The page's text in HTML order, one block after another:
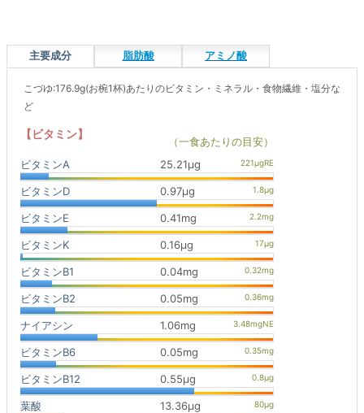
主要成分 脂肪酸 アミノ酸
こづゆ:176.9g(お椀1杯)あたりのビタミン・ミネラル・食物繊維・塩分な
ど
【ビタミン】
（一食あたりの目安）
ビタミンA
25.21μg
ビタミンD 0.97μg
ビタミンE 0.41mg
ビタミンK 0.16μg
ビタミンB1 0.04mg
ビタミンB2 0.05mg
ナイアシン 1.06mg
ビタミンB6 0.05mg
ビタミンB12 0.55μg
葉酸 13.36μg